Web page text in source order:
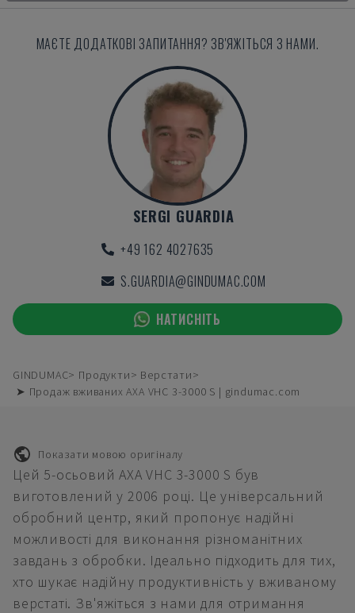
МАЄТЕ ДОДАТКОВІ ЗАПИТАННЯ? ЗВ'ЯЖІТЬСЯ З НАМИ.
SERGI GUARDIA
+49 162 4027635
S.GUARDIA@GINDUMAC.COM
НАТИСНІТЬ
GINDUMAC Продукти
Верстати
➤ Продаж вживаних AXA VHC 3-3000 S | gindumac.com
Показати мовою оригіналу
Цей 5-осьовий AXA VHC 3-3000 S був
виготовлений у 2006 році. Це універсальний
обробний центр, який пропонує надійні
можливості для виконання різноманітних
завдань з обробки. Ідеально підходить для тих,
хто шукає надійну продуктивність у вживаному
верстаті. Зв'яжіться з нами для отримання